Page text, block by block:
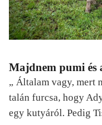
Majdnem pumi és
„ Általam vagy, mert
talán furcsa, hogy
egy kutyáról. Pedig